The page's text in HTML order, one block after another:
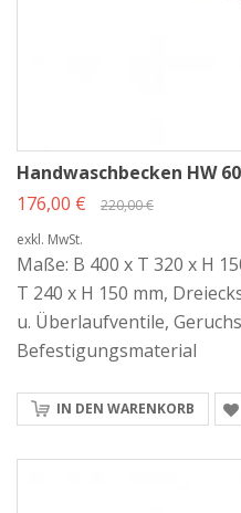
Handwaschbecken HW
176,00 €
220,00 €
exkl. MwSt.
Maße: B 400 x T 320 x H
T 240 x H 150 mm,
u. Überlaufventile,
Befestigungsmaterial
IN DEN WARENKORB